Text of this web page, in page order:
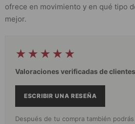
ofrece en movimiento y en qué tipo
mejor.
★★★★★
Valoraciones verificadas de
ESCRIBIR UNA RESEÑA
Después de tu compra también